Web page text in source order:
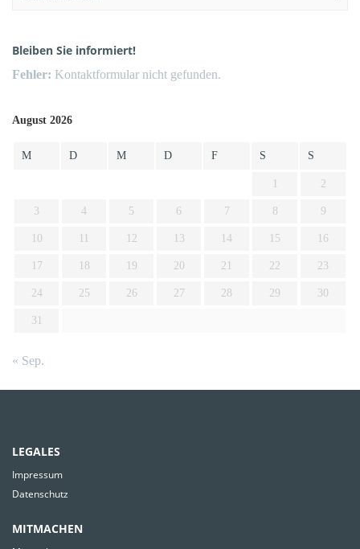
Bleiben Sie informiert!
Fehler: Kontaktformular nicht gefunden.
August 2026
M D M D F S S
1 2
3 4 5 6 7 8 9
10 11 12 13 14 15 16
17 18 19 20 21 22 23
24 25 26 27 28 29 30
31
« Sep.
LEGALES
Impressum
Datenschutz
MITMACHEN